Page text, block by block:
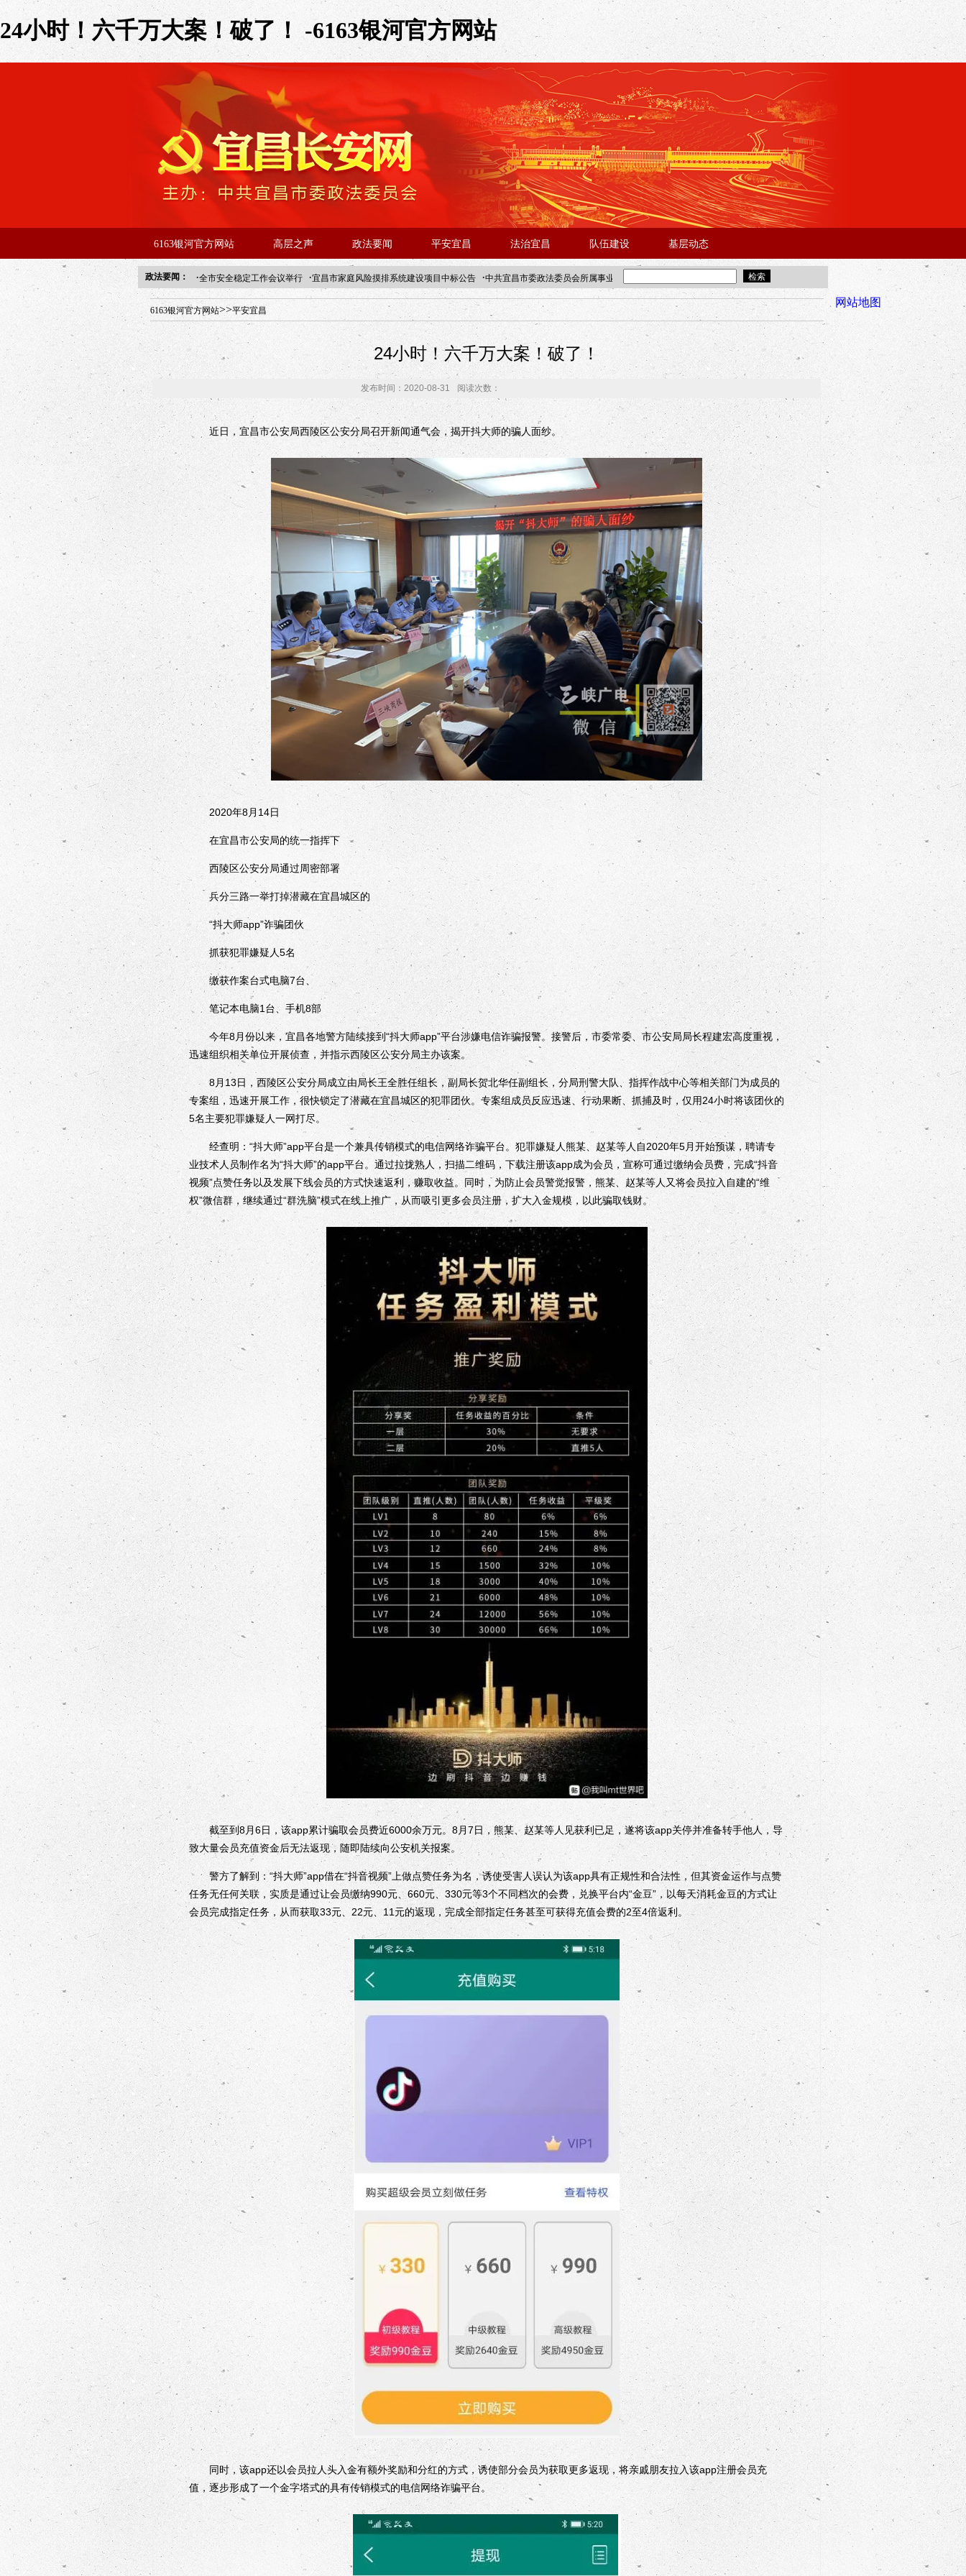
24小时！六千万大案！破了！ -6163银河官方网站
6163银河官方网站 高层之声 政法要闻 平安宜昌 法治宜昌 队伍建设 基层动态
政法要闻： ·全市安全稳定工作会议举行 ·宜昌市家庭风险摸排系统建设项目中标公告 ·中共宜昌市委政法委员会所属事业单位2025年“招才兴业”事业单位人才引进·北京站面试成绩公告
年“招才兴业”事业单位人才引进·北京站人民大学入校工作提醒
全市安全
6163银河官方网站>>平安宜昌
24小时！六千万大案！破了！
发布时间：2020-08-31 阅读次数：
近日，宜昌市公安局西陵区公安分局召开新闻通气会，揭开抖大师的骗人面纱。
2020年8月14日
在宜昌市公安局的统一指挥下
西陵区公安分局通过周密部署
兵分三路一举打掉潜藏在宜昌城区的
“抖大师app”诈骗团伙
抓获犯罪嫌疑人5名
缴获作案台式电脑7台、
笔记本电脑1台、手机8部
今年8月份以来，宜昌各地警方陆续接到“抖大师app”平台涉嫌电信诈骗报警。接警后，市委常委、市公安局局长程建宏高度重视，
迅速组织相关单位开展侦查，并指示西陵区公安分局主办该案。
8月13日，西陵区公安分局成立由局长王全胜任组长，副局长贺北华任副组长，分局刑警大队、指挥作战中心等相关部门为成员的
专案组，迅速开展工作，很快锁定了潜藏在宜昌城区的犯罪团伙。专案组成员反应迅速、行动果断、抓捕及时，仅用24小时将该团伙的
5名主要犯罪嫌疑人一网打尽。
经查明：“抖大师”app平台是一个兼具传销模式的电信网络诈骗平台。犯罪嫌疑人熊某、赵某等人自2020年5月开始预谋，聘请专
业技术人员制作名为“抖大师”的app平台。通过拉拢熟人，扫描二维码，下载注册该app成为会员，宣称可通过缴纳会员费，完成“抖音
视频”点赞任务以及发展下线会员的方式快速返利，赚取收益。同时，为防止会员警觉报警，熊某、赵某等人又将会员拉入自建的“维
权”微信群，继续通过“群洗脑”模式在线上推广，从而吸引更多会员注册，扩大入金规模，以此骗取钱财。
截至到8月6日，该app累计骗取会员费近6000余万元。8月7日，熊某、赵某等人见获利已足，遂将该app关停并准备转手他人，导
致大量会员充值资金后无法返现，随即陆续向公安机关报案。
警方了解到：“抖大师”app借在“抖音视频”上做点赞任务为名，诱使受害人误认为该app具有正规性和合法性，但其资金运作与点赞
任务无任何关联，实质是通过让会员缴纳990元、660元、330元等3个不同档次的会费，兑换平台内“金豆”，以每天消耗金豆的方式让
会员完成指定任务，从而获取33元、22元、11元的返现，完成全部指定任务甚至可获得充值会费的2至4倍返利。
同时，该app还以会员拉人头入金有额外奖励和分红的方式，诱使部分会员为获取更多返现，将亲戚朋友拉入该app注册会员充
值，逐步形成了一个金字塔式的具有传销模式的电信网络诈骗平台。
网站地图